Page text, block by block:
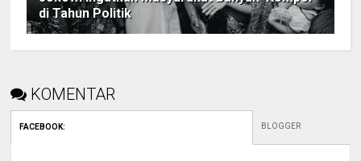
di Tahun Politik
KOMENTAR
FACEBOOK: BLOGGER